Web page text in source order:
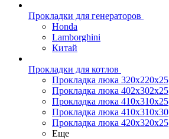
Прокладки для генераторов
Honda
Lamborghini
Китай
Прокладки для котлов
Прокладка люка 320x220x25
Прокладка люка 402x302x25
Прокладка люка 410x310x25
Прокладка люка 410х310х30
Прокладка люка 420x320x25
Еще